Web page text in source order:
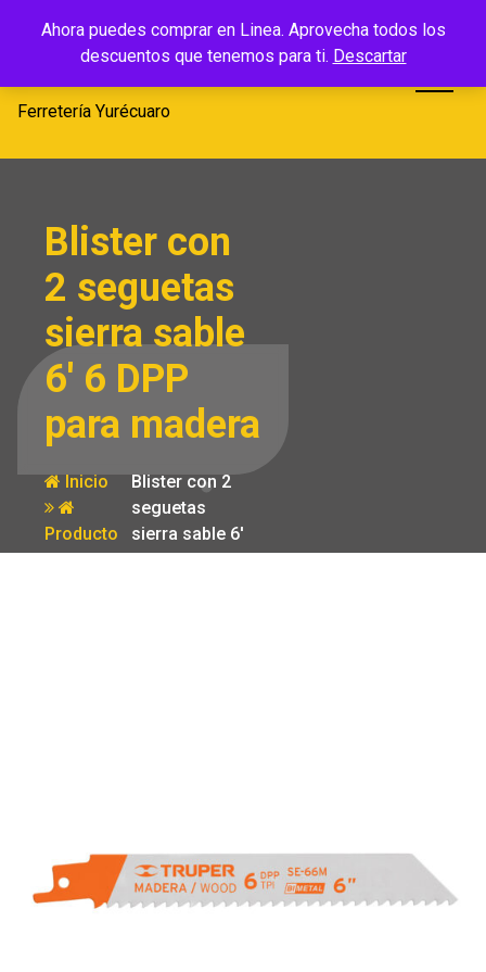
Ahora puedes comprar en Linea. Aprovecha todos los
descuentos que tenemos para ti. Descartar
Ferretería
Yurécuaro
Ferretería Yurécuaro
Blister con
2 seguetas
sierra sable
6′ 6 DPP
para madera
Inicio
Producto
Blister con 2
seguetas
sierra sable 6′
6 DPP para